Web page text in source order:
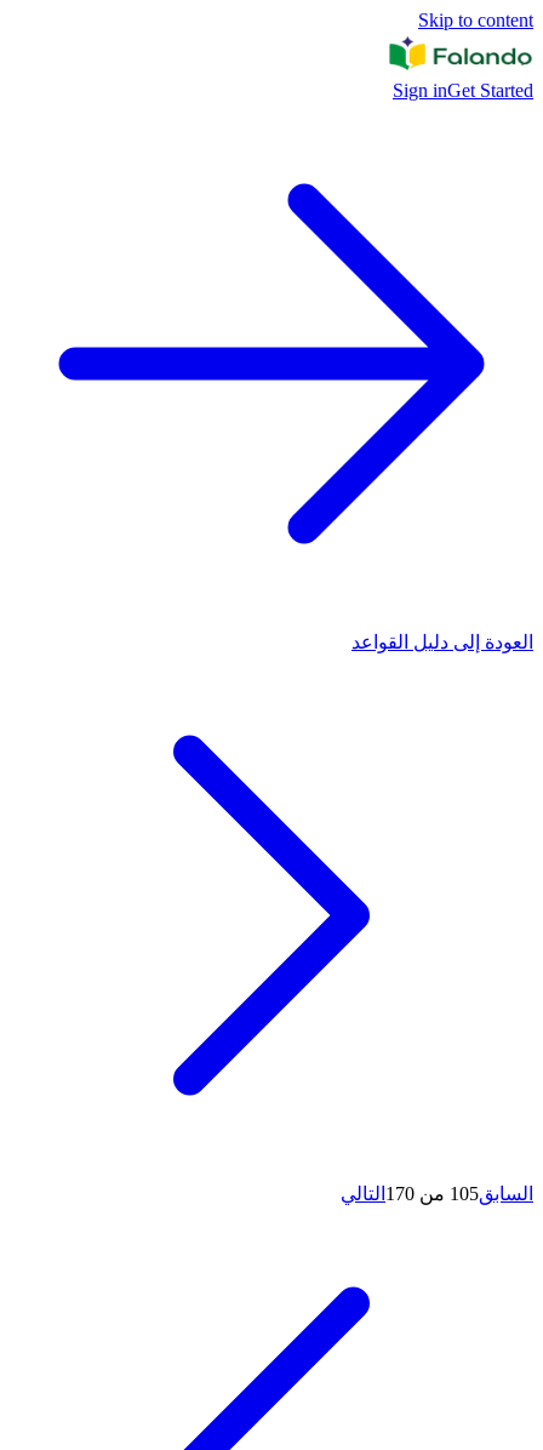
Skip to content
Sign inGet Started
العودة إلى دليل القواعد
السابق105 من 170 التالي